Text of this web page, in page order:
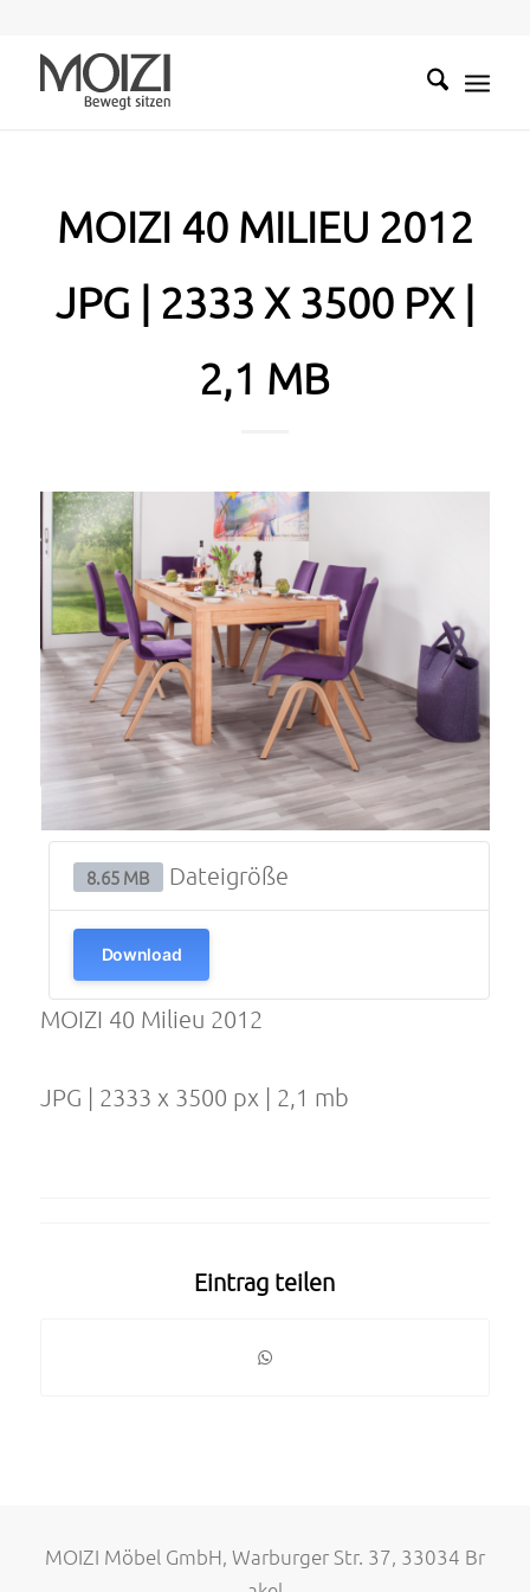
MOIZI 40 MILIEU 2012
JPG | 2333 X 3500 PX |
2,1 MB
8.65 MB Dateigröße
Download
MOIZI 40 Milieu 2012
JPG | 2333 x 3500 px | 2,1 mb
Eintrag teilen
MOIZI Möbel GmbH, Warburger Str. 37, 33034 Br